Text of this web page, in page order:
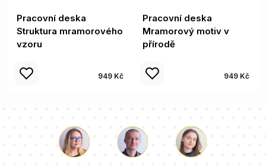
Pracovní deska
Struktura mramorového
vzoru
949 Kč
Pracovní deska
Mramorový motiv v
přírodě
949 Kč